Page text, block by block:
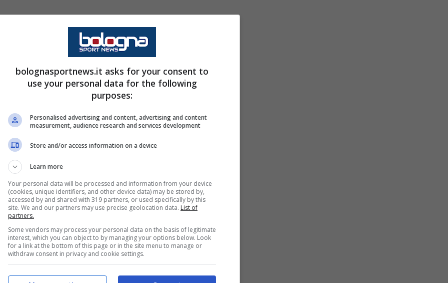
il classe 2003 puo’ tornare
Sto ovviamente facendo riferimento a
sbarcato quest’estate in Italia per
nel settore giovanile delGimnasia La Plata,
match di Primera Division vinto 5-1 contro il
firma anche il suo primo contratto da
8 mesi (settembre 2022) per vedere il
vinta per 3-1 contro l’Indipendiente.
le reti e 5 gli assist in 86 presenze ufficiali, ma
di una crescita imperiosa. Le caratteristiche
perfettamente con l’idea di calcio del tecnico
di spiccata tecnica nell’uno contro 1. Fin
neanche un minuto, chissà che non possa
vista del tour de force che dovrà affrontare il
bolognasportnews.it asks for your consent to
use your personal data for the following
purposes:
Personalised advertising and content, advertising and content
measurement, audience research and services development
Store and/or access information on a device
Learn more
Your personal data will be processed and information from your device
(cookies, unique identifiers, and other device data) may be stored by,
accessed by and shared with 319 partners, or used specifically by this
site. We and our partners may use precise geolocation data. List of
partners.
Some vendors may process your personal data on the basis of legitimate
interest, which you can object to by managing your options below. Look
for a link at the bottom of this page or in the site menu to manage or
withdraw consent in privacy and cookie settings.